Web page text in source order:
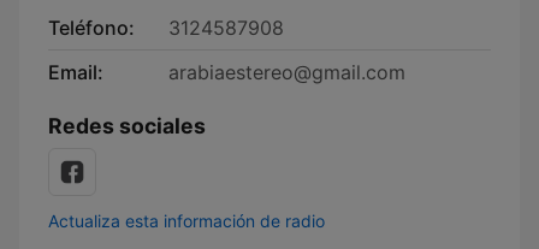
Teléfono:
3124587908
Email:
arabiaestereo@gmail.com
Redes sociales
Actualiza esta información de radio